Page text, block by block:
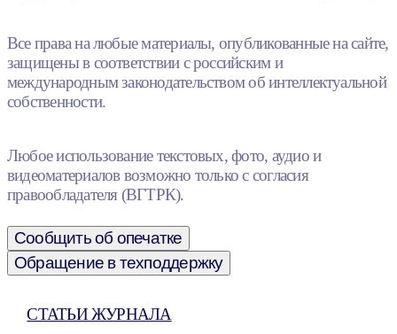
Все права на любые материалы, опубликованные на сайте,
защищены в соответствии с российским и
международным законодательством об интеллектуальной
собственности.
Любое использование текстовых, фото, аудио и
видеоматериалов возможно только с согласия
правообладателя (ВГТРК).
Сообщить об опечатке
Обращение в техподдержку
СТАТЬИ ЖУРНАЛА